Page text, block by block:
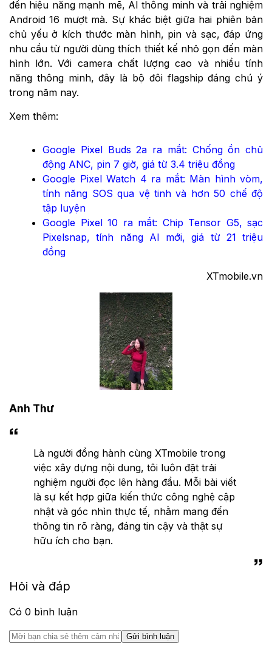
đến hiệu năng mạnh mẽ, AI thông minh và trải nghiệm
Android 16 mượt mà. Sự khác biệt giữa hai phiên bản
chủ yếu ở kích thước màn hình, pin và sạc, đáp ứng
nhu cầu từ người dùng thích thiết kế nhỏ gọn đến màn
hình lớn. Với camera chất lượng cao và nhiều tính
năng thông minh, đây là bộ đôi flagship đáng chú ý
trong năm nay.
Xem thêm:
Google Pixel Buds 2a ra mắt: Chống ồn chủ
động ANC, pin 7 giờ, giá từ 3.4 triệu đồng
Google Pixel Watch 4 ra mắt: Màn hình vòm,
tính năng SOS qua vệ tinh và hơn 50 chế độ
tập luyện
Google Pixel 10 ra mắt: Chip Tensor G5, sạc
Pixelsnap, tính năng AI mới, giá từ 21 triệu
đồng
XTmobile.vn
Anh Thư
Là người đồng hành cùng XTmobile trong
việc xây dựng nội dung, tôi luôn đặt trải
nghiệm người đọc lên hàng đầu. Mỗi bài viết
là sự kết hợp giữa kiến thức công nghệ cập
nhật và góc nhìn thực tế, nhằm mang đến
thông tin rõ ràng, đáng tin cậy và thật sự
hữu ích cho bạn.
Hỏi và đáp
Có 0 bình luận
Gửi bình luận